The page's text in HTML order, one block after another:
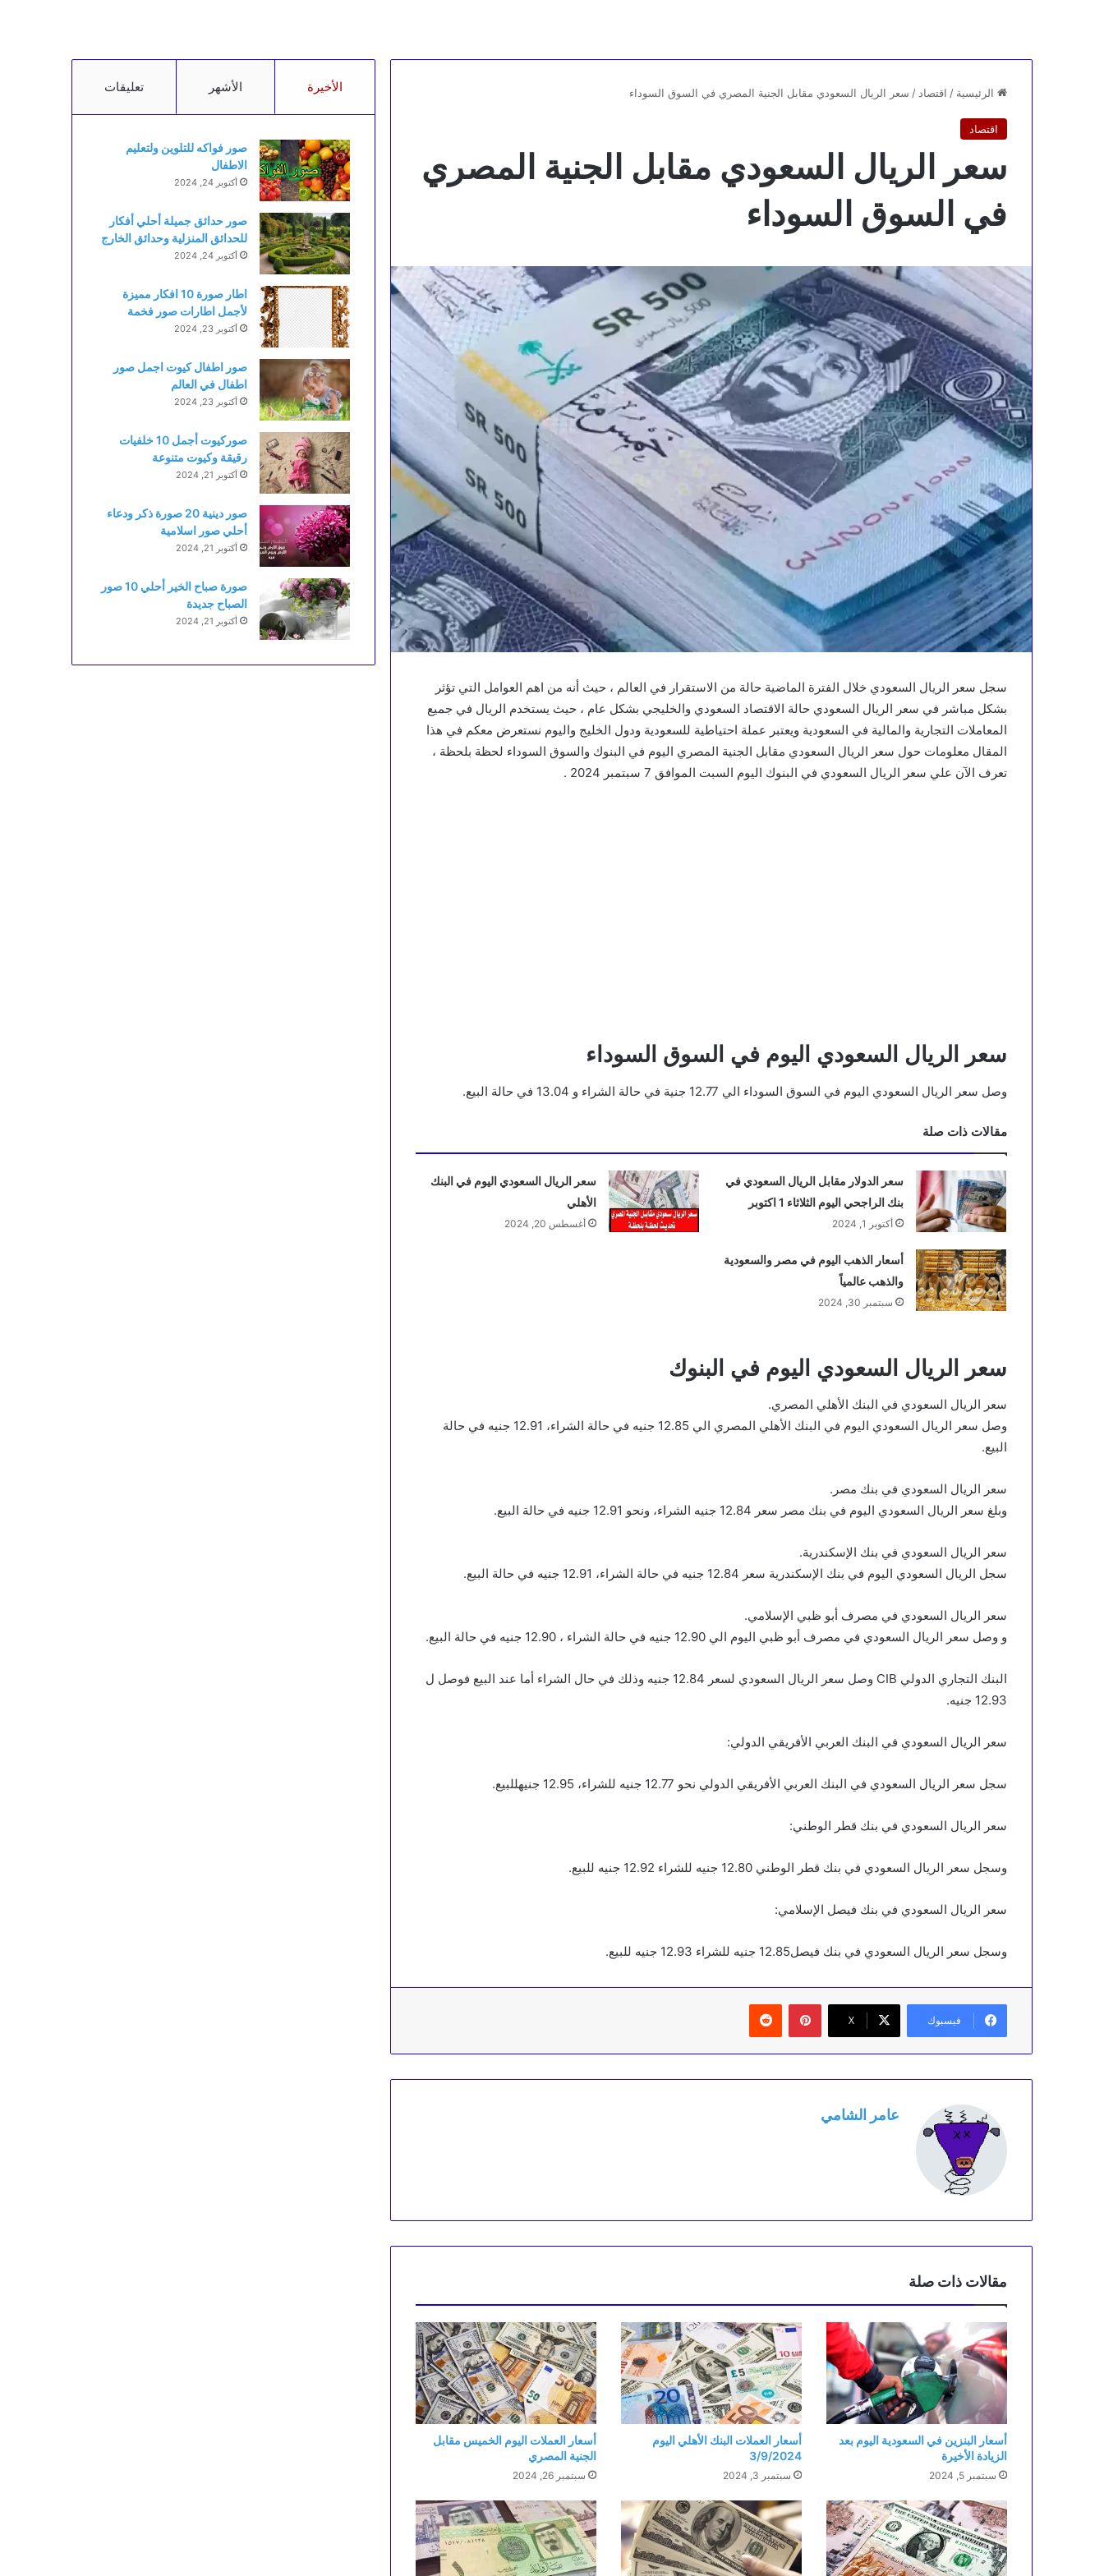
الرئيسية / اقتصاد / سعر الريال السعودي مقابل الجنية المصري في السوق السوداء
اقتصاد
سعر الريال السعودي مقابل الجنية المصري
في السوق السوداء
سجل سعر الريال السعودي خلال الفترة الماضية حالة من الاستقرار في العالم ، حيث أنه من اهم العوامل التي تؤثر
بشكل مباشر في سعر الريال السعودي حالة الاقتصاد السعودي والخليجي بشكل عام ، حيث يستخدم الريال في جميع
المعاملات التجارية والمالية في السعودية ويعتبر عملة احتياطية للسعودية ودول الخليج واليوم نستعرض معكم في هذا
المقال معلومات حول سعر الريال السعودي مقابل الجنية المصري اليوم في البنوك والسوق السوداء لحظة بلحظة ،
تعرف الآن علي سعر الريال السعودي في البنوك اليوم السبت الموافق 7 سبتمبر 2024 .
سعر الريال السعودي اليوم في السوق السوداء
وصل سعر الريال السعودي اليوم في السوق السوداء الي 12.77 جنية في حالة الشراء و 13.04 في حالة البيع.
مقالات ذات صلة
سعر الدولار مقابل الريال السعودي في
بنك الراجحي اليوم الثلاثاء 1 اكتوبر
أكتوبر 1, 2024
سعر الريال السعودي اليوم في البنك
الأهلي
أغسطس 20, 2024
أسعار الذهب اليوم في مصر والسعودية
والذهب عالمياً
سبتمبر 30, 2024
سعر الريال السعودي اليوم في البنوك
سعر الريال السعودي في البنك الأهلي المصري.
وصل سعر الريال السعودي اليوم في البنك الأهلي المصري الي 12.85 جنيه في حالة الشراء، 12.91 جنيه في حالة
البيع.
سعر الريال السعودي في بنك مصر.
وبلغ سعر الريال السعودي اليوم في بنك مصر سعر 12.84 جنيه الشراء، ونحو 12.91 جنيه في حالة البيع.
سعر الريال السعودي في بنك الإسكندرية.
سجل الريال السعودي اليوم في بنك الإسكندرية سعر 12.84 جنيه في حالة الشراء، 12.91 جنيه في حالة البيع.
سعر الريال السعودي في مصرف أبو ظبي الإسلامي.
و وصل سعر الريال السعودي في مصرف أبو ظبي اليوم الي 12.90 جنيه في حالة الشراء ، 12.90 جنيه في حالة البيع.
البنك التجاري الدولي CIB وصل سعر الريال السعودي لسعر 12.84 جنيه وذلك في حال الشراء أما عند البيع فوصل ل
12.93 جنيه.
سعر الريال السعودي في البنك العربي الأفريقي الدولي:
سجل سعر الريال السعودي في البنك العربي الأفريقي الدولي نحو 12.77 جنيه للشراء، 12.95 جنيهللبيع.
سعر الريال السعودي في بنك قطر الوطني:
وسجل سعر الريال السعودي في بنك قطر الوطني 12.80 جنيه للشراء 12.92 جنيه للبيع.
سعر الريال السعودي في بنك فيصل الإسلامي:
وسجل سعر الريال السعودي في بنك فيصل12.85 جنيه للشراء 12.93 جنيه للبيع.
فيسبوك X
بينتيريست
عامر الشامي
مقالات ذات صلة
أسعار البنزين في السعودية اليوم بعد
الزيادة الأخيرة
سبتمبر 5, 2024
أسعار العملات البنك الأهلي اليوم
3/9/2024
سبتمبر 3, 2024
أسعار العملات اليوم الخميس مقابل
الجنية المصري
سبتمبر 26, 2024
الأخيرة الأشهر تعليقات
صور فواكه للتلوين ولتعليم
الاطفال
أكتوبر 24, 2024
صور حدائق جميلة أحلي أفكار
للحدائق المنزلية وحدائق الخارج
أكتوبر 24, 2024
اطار صورة 10 افكار مميزة
لأجمل اطارات صور فخمة
أكتوبر 23, 2024
صور اطفال كيوت اجمل صور
اطفال في العالم
أكتوبر 23, 2024
صوركيوت أجمل 10 خلفيات
رقيقة وكيوت متنوعة
أكتوبر 21, 2024
صور دينية 20 صورة ذكر ودعاء
أحلي صور اسلامية
أكتوبر 21, 2024
صورة صباح الخير أحلي 10 صور
الصباح جديدة
أكتوبر 21, 2024